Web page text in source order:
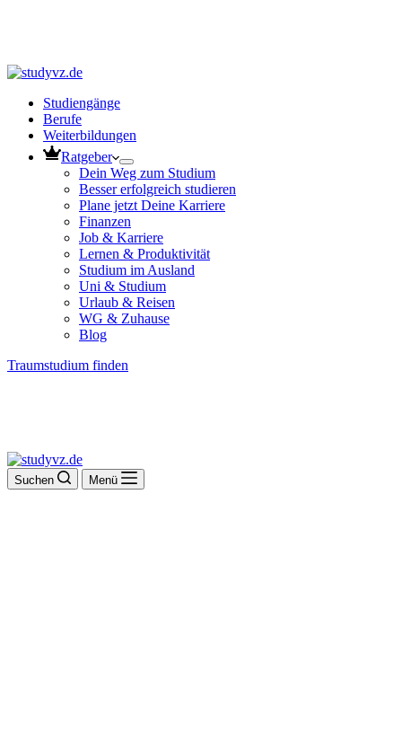
Studiengänge
Berufe
Weiterbildungen
Ratgeber
Dein Weg zum Studium
Besser erfolgreich studieren
Plane jetzt Deine Karriere
Finanzen
Job & Karriere
Lernen & Produktivität
Studium im Ausland
Uni & Studium
Urlaub & Reisen
WG & Zuhause
Blog
Traumstudium finden
Suchen Menü